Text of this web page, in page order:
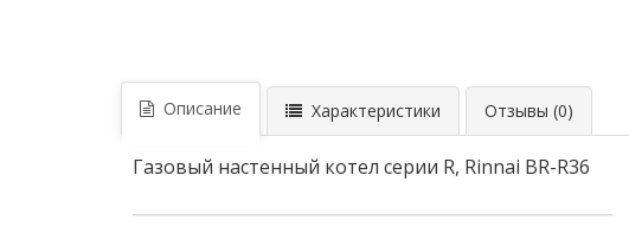
Описание Характеристики Отзывы (0)
Газовый настенный котел серии R, Rinnai BR-R36